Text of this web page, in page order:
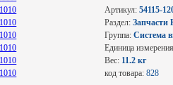
Артикул: 54115-
Раздел: Запчасти
Группа: Система
Единица
Вес: 11.2 кг
код товара: 828